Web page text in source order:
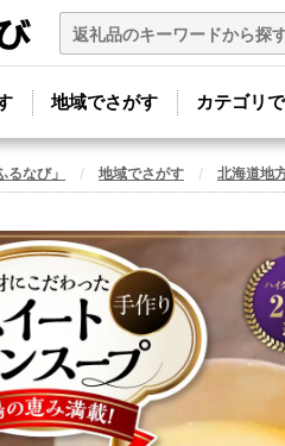
地域でさがす カテゴリ
なび」 地域でさがす 北海道地